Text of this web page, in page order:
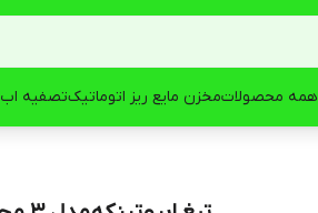
همه محصولاتمخزن مایع ریز اتوماتیکتصفیه اب